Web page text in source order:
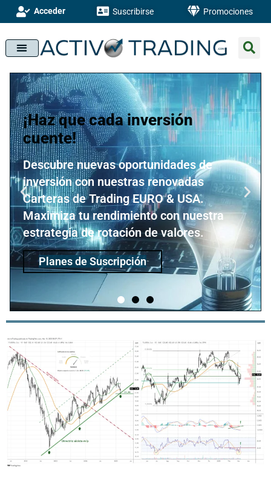
Acceder Suscribirse Promociones
¡Haz que cada inversión
cuente!
Descubre nuevas oportunidades de
inversión con nuestras renovadas
Carteras de Trading EURO & USA.
Maximiza tu rendimiento con nuestra
estrategia de rotación de valores.
Planes de Suscripción